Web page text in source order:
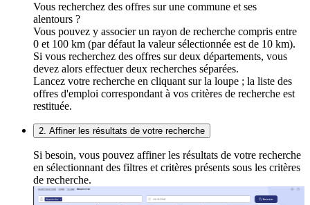
Vous recherchez des offres sur une commune et ses
alentours ?
Vous pouvez y associer un rayon de recherche compris entre
0 et 100 km (par défaut la valeur sélectionnée est de 10 km).
Si vous recherchez des offres sur deux départements, vous
devez alors effectuer deux recherches séparées.
Lancez votre recherche en cliquant sur la loupe ; la liste des
offres d'emploi correspondant à vos critères de recherche est
restituée.
2. Affiner les résultats de votre recherche
Si besoin, vous pouvez affiner les résultats de votre recherche
en sélectionnant des filtres et critères présents sous les critères
de recherche.